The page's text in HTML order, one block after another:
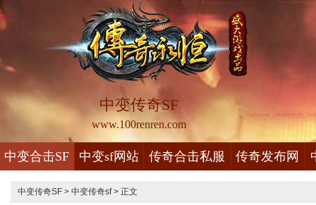
中变传奇SF
www.100renren.com
中变合击SF 中变sf网站 传奇合击私服 传奇发布网
中变传奇SF > 中变传奇sf> 正文